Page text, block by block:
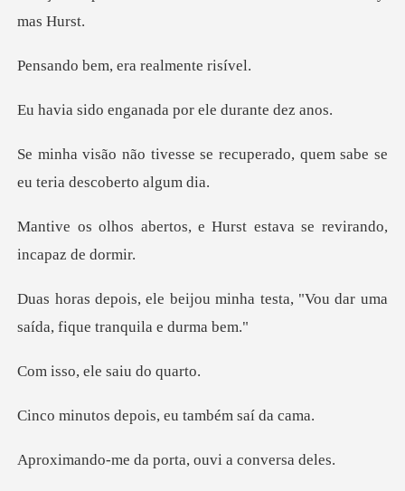
, era realme
ganada por ele d
e recuperado, quem sabe se
e
, e Hurst estava se revi
minha testa, "Vou dar uma
saíd
ele saiu d
epois, eu també
a porta, ouvi a